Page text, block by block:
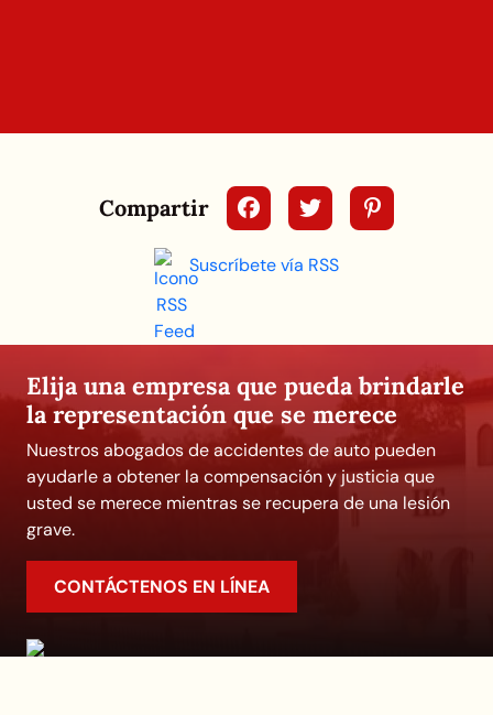
Compartir
Suscríbete vía RSS
Elija una empresa que pueda brindarle
la representación que se merece
Nuestros abogados de accidentes de auto pueden
ayudarle a obtener la compensación y justicia que
usted se merece mientras se recupera de una lesión
grave.
CONTÁCTENOS EN LÍNEA